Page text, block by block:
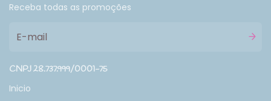
Receba todas as promoções
CNPJ 28.737.999/0001-75
Inicio